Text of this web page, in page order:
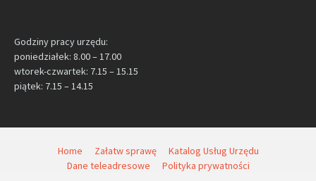
Godziny pracy urzędu:
poniedziałek: 8.00 – 17.00
wtorek-czwartek: 7.15 – 15.15
piątek: 7.15 – 14.15
Home Załatw sprawę
Katalog Usług Urzędu
Dane teleadresowe
Polityka prywatności